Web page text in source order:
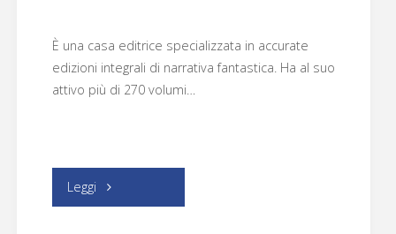
È una casa editrice specializzata in accurate
edizioni integrali di narrativa fantastica. Ha al suo
attivo più di 270 volumi…
Leggi "Elara